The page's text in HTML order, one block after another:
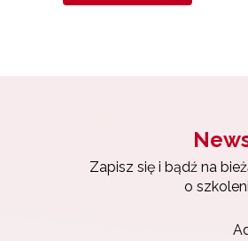
Zapisz się i bądź na
o